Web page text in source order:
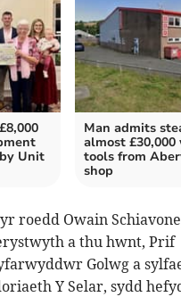
Unit
Man admits
almost
tools from
shop
roedd Owain
a thu hwnt, Prif
Golwg a
Y Selar, sydd